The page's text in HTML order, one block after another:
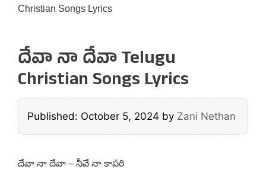
Christian Songs Lyrics
దేవా నా దేవా Telugu
Christian Songs Lyrics
Published: October 5, 2024 by Zani Nethan
దేవా నా దేవా – నీవే నా కాపరి